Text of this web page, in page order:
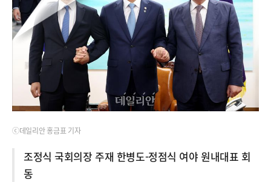
ⓒ데일리안 홍금표 기자
조정식 국회의장 주재 한병도-정점식 여야 원내대표 회
동